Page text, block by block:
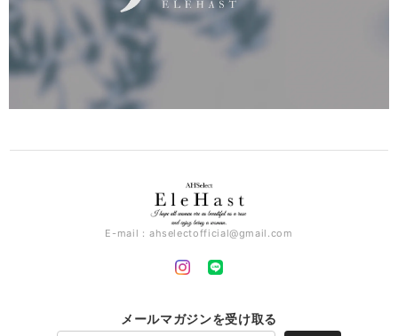
E-mail： ahselectofficial@gmail.com
メールマガジンを受け取る